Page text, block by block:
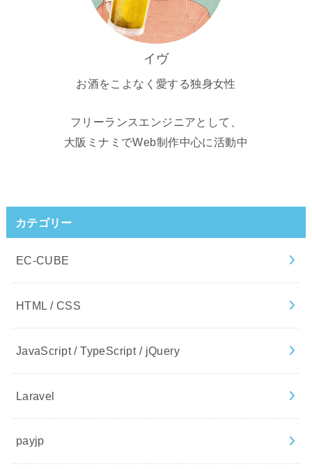
イヴ
お酒をこよなく愛する独身女性
フリーランスエンジニアとして、
大阪ミナミでWeb制作中心に活動中
カテゴリー
EC-CUBE
HTML / CSS
JavaScript / TypeScript / jQuery
Laravel
payjp